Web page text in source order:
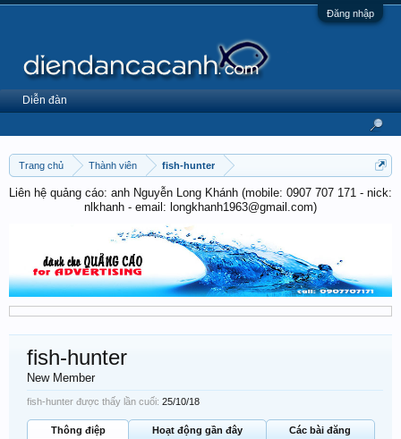
Đăng nhập
Trang chủ Thành viên fish-hunter
Liên hệ quảng cáo: anh Nguyễn Long Khánh (mobile: 0907 707 171 - nick:
nlkhanh - email: longkhanh1963@gmail.com)
fish-hunter
New Member
fish-hunter được thấy lần cuối: 25/10/18
Thông điệp Hoạt động gần đây
Các bài đăng
Diễn đàn